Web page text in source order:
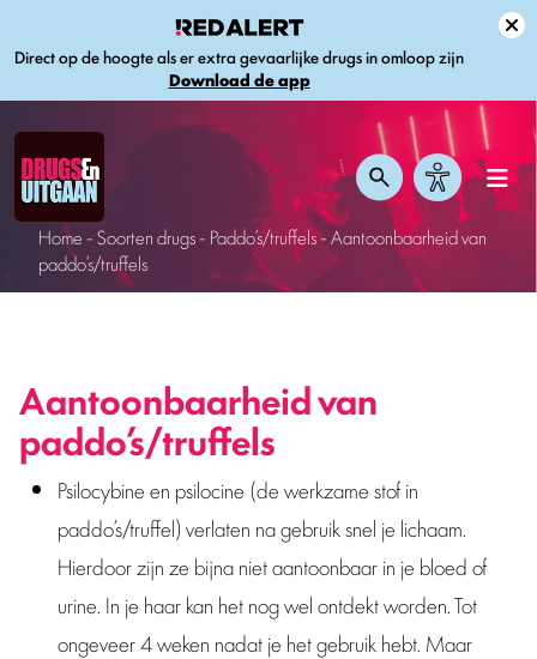
Direct op de hoogte als er extra gevaarlijke drugs in omloop zijn
Download de app
Home-Soorten drugs- Paddo’s/truffels-Aantoonbaarheid van
paddo’s/truffels
Aantoonbaarheid van
paddo’s/truffels
Psilocybine en psilocine (de werkzame stof in
paddo’s/truffel) verlaten na gebruik snel je lichaam.
Hierdoor zijn ze bijna niet aantoonbaar in je bloed of
urine. In je haar kan het nog wel ontdekt worden. Tot
ongeveer 4 weken nadat je het gebruik hebt. Maar